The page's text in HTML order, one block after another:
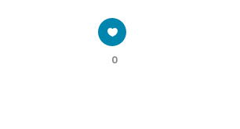
0